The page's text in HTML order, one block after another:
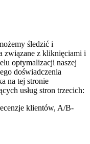
śledzić i
związane z kliknięciami i
optymalizacji naszej
doświadczenia
na tej stronie
usług stron trzecich:
klientów, A/B-